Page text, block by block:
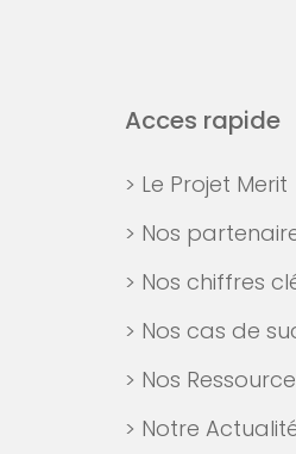
Acces rapide
> Le Projet Merit
> Nos
> Nos chiffres
> Nos cas de
> Nos
> Notre